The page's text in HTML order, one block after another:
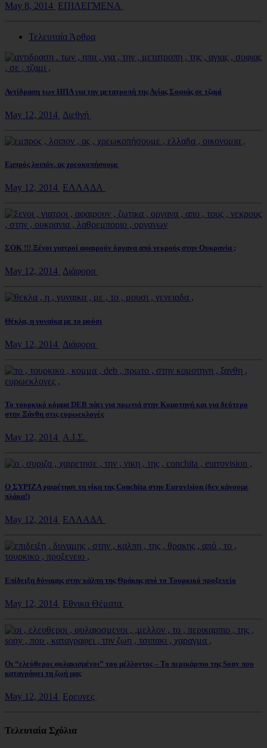
May 8, 2014 ΕΠΙΛΕΓΜΕΝΑ
Τελευταία Άρθρα
Αντίδραση των ΗΠΑ για την μετατροπή της Αγίας Σοφιάς σε τζαμί
May 12, 2014 Διεθνή
Εμπρός λοιπόν, ας χρεοκοπήσουμε
May 12, 2014 ΕΛΛΑΔΑ
ΣΟΚ !!! Ξένοι γιατροί αφαιρούν όργανα από νεκρούς στην Ουκρανία ;
May 12, 2014 Διάφορα
Θέκλα, η γυναίκα με το μούσι
May 12, 2014 Διάφορα
Το τουρκικό κόμμα DEB πάει για πρωτιά στην Κομοτηνή και για δεύτερο
στην Ξάνθη στις ευρωεκλογές
May 12, 2014 Α.Ι.Σ.
Ο ΣΥΡΙΖΑ χαιρέτησε τη νίκη της Conchita στην Eurovision (δεν κάνουμε
πλάκα!)
May 12, 2014 ΕΛΛΑΔΑ
Επίδειξη δύναμης στην κάλπη της Θράκης από το Τουρκικό προξενείο
May 12, 2014 Εθνικα Θέματα
Οι “ελεύθεροι φυλακισμένοι” του μέλλοντος – Το περικάρπιο της Sony που
καταγράφει τη ζωή μας
May 12, 2014 Ερευνες
Τελευταία Σχόλια